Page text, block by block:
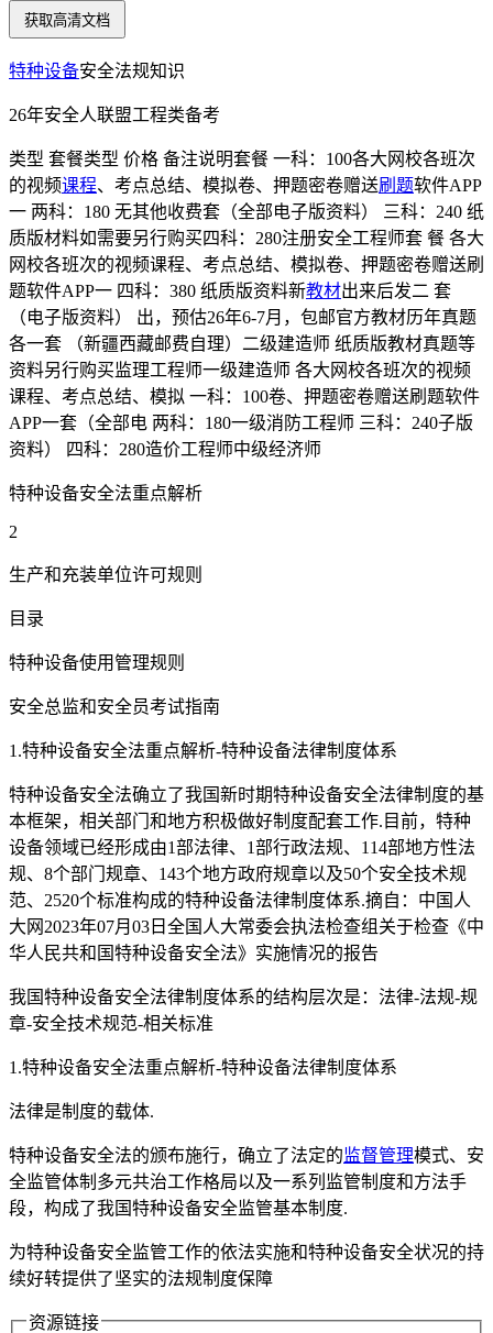
获取高清文档
特种设备安全法规知识
26年安全人联盟工程类备考
类型 套餐类型 价格 备注说明套餐 一科：100各大网校各班次
的视频课程、考点总结、模拟卷、押题密卷赠送刷题软件APP
一 两科：180 无其他收费套（全部电子版资料） 三科：240 纸
质版材料如需要另行购买四科：280注册安全工程师套 餐 各大
网校各班次的视频课程、考点总结、模拟卷、押题密卷赠送刷
题软件APP一 四科：380 纸质版资料新教材出来后发二 套
（电子版资料） 出，预估26年6-7月，包邮官方教材历年真题
各一套 （新疆西藏邮费自理）二级建造师 纸质版教材真题等
资料另行购买监理工程师一级建造师 各大网校各班次的视频
课程、考点总结、模拟 一科：100卷、押题密卷赠送刷题软件
APP一套（全部电 两科：180一级消防工程师 三科：240子版
资料） 四科：280造价工程师中级经济师
特种设备安全法重点解析
2
生产和充装单位许可规则
目录
特种设备使用管理规则
安全总监和安全员考试指南
1.特种设备安全法重点解析-特种设备法律制度体系
特种设备安全法确立了我国新时期特种设备安全法律制度的基
本框架，相关部门和地方积极做好制度配套工作.目前，特种
设备领域已经形成由1部法律、1部行政法规、114部地方性法
规、8个部门规章、143个地方政府规章以及50个安全技术规
范、2520个标准构成的特种设备法律制度体系.摘自：中国人
大网2023年07月03日全国人大常委会执法检查组关于检查《中
华人民共和国特种设备安全法》实施情况的报告
我国特种设备安全法律制度体系的结构层次是：法律-法规-规
章-安全技术规范-相关标准
1.特种设备安全法重点解析-特种设备法律制度体系
法律是制度的载体.
特种设备安全法的颁布施行，确立了法定的监督管理模式、安
全监管体制多元共治工作格局以及一系列监管制度和方法手
段，构成了我国特种设备安全监管基本制度.
为特种设备安全监管工作的依法实施和特种设备安全状况的持
续好转提供了坚实的法规制度保障
资源链接